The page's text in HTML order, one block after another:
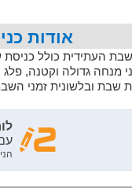
אודות
העתידית כולל
מנחה גדולה וקטנה,
שבת ובלשונית זמני